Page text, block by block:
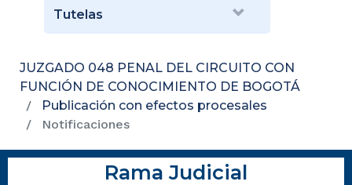
Tutelas
JUZGADO 048 PENAL DEL CIRCUITO CON
FUNCIÓN DE CONOCIMIENTO DE BOGOTÁ
Publicación con efectos procesales
Notificaciones
Rama Judicial